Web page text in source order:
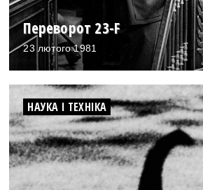
Переворот 23-F
23 лютого 1981
НАУКА І ТЕХНІКА